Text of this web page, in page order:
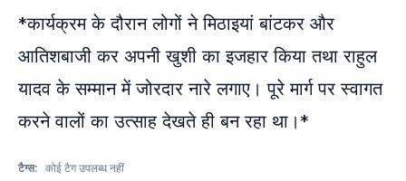
*कार्यक्रम के दौरान लोगों ने मिठाइयां बांटकर और
आतिशबाजी कर अपनी खुशी का इजहार किया तथा राहुल
यादव के सम्मान में जोरदार नारे लगाए। पूरे मार्ग पर स्वागत
करने वालों का उत्साह देखते ही बन रहा था।*
टैग्स: कोई टैग उपलब्ध नहीं